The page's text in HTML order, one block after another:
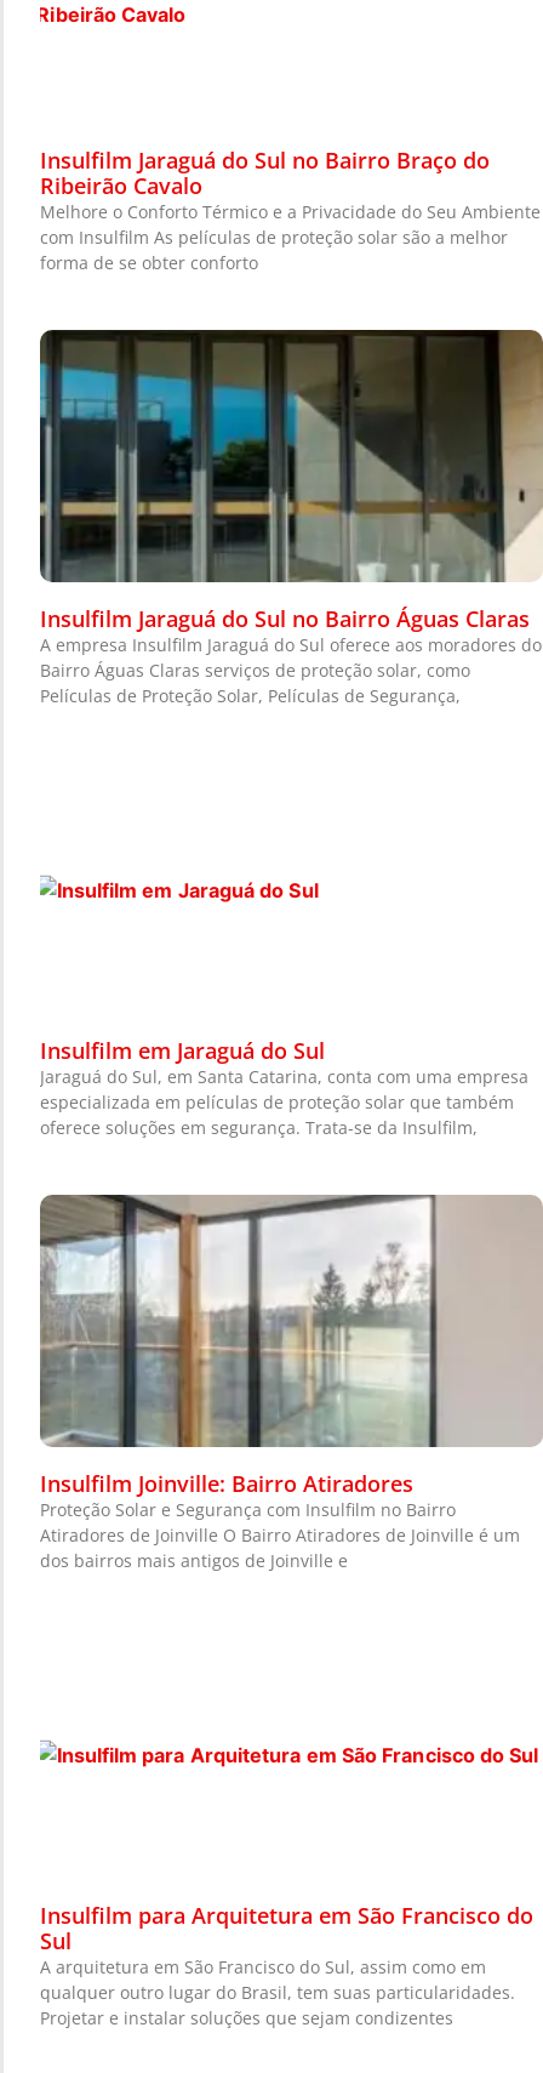
Insulfilm Jaraguá do Sul no Bairro Braço do
Ribeirão Cavalo
Melhore o Conforto Térmico e a Privacidade do Seu Ambiente
com Insulfilm As películas de proteção solar são a melhor
forma de se obter conforto
Insulfilm Jaraguá do Sul no Bairro Águas Claras
A empresa Insulfilm Jaraguá do Sul oferece aos moradores do
Bairro Águas Claras serviços de proteção solar, como
Películas de Proteção Solar, Películas de Segurança,
Insulfilm em Jaraguá do Sul
Jaraguá do Sul, em Santa Catarina, conta com uma empresa
especializada em películas de proteção solar que também
oferece soluções em segurança. Trata-se da Insulfilm,
Insulfilm Joinville: Bairro Atiradores
Proteção Solar e Segurança com Insulfilm no Bairro
Atiradores de Joinville O Bairro Atiradores de Joinville é um
dos bairros mais antigos de Joinville e
Insulfilm para Arquitetura em São Francisco do
Sul
A arquitetura em São Francisco do Sul, assim como em
qualquer outro lugar do Brasil, tem suas particularidades.
Projetar e instalar soluções que sejam condizentes